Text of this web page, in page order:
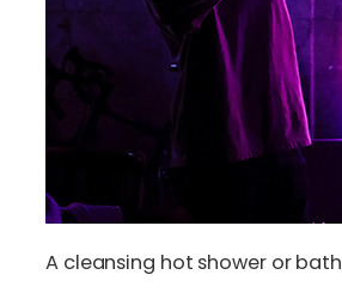
A cleansing hot shower or bath